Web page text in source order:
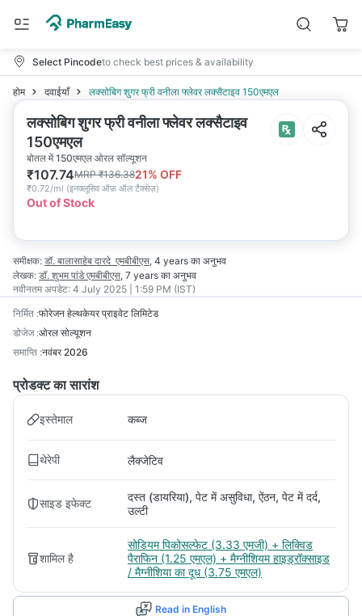
Select Pincodeto check best prices & availability
होम दवाईयाँ लक्सोबिग शुगर फ्री वनीला फ्लेवर लक्सैटाइव 150एमएल
लक्सोबिग शुगर फ्री वनीला फ्लेवर लक्सैटाइव
150एमएल
बोतल में 150एमएल ओरल सॉल्यूशन
₹107.74MRP₹136.3821% OFF
₹0.72/ml (इनक्लूसिव ऑफ़ ऑल टैक्सेज़)
Out of Stock
समीक्षक: डॉ. बालासाहेब दारदे एमबीबीएस, 4 years का अनुभव
लेखक: डॉ. शुभम पांडे एमबीबीएस, 7 years का अनुभव
नवीनतम अपडेट: 4 July 2025 | 1:59 PM (IST)
निर्मित :फोरेजन हेल्थकेयर प्राइवेट लिमिटेड
डोजेज :ओरल सोल्यूशन
समाप्ति :नवंबर 2026
प्रोडक्ट का सारांश
इस्तेमाल कब्ज
थेरेपी लैक्जेटिव
साइड इफेक्ट
दस्त (डायरिया), पेट में असुविधा, ऐंठन, पेट में दर्द,
उल्टी
शामिल है
सोडियम पिकोसल्फेट (3.33 एमजी) + लिक्विड
पैराफिन (1.25 एमएल) + मैग्नीशियम हाइड्रॉक्साइड
/ मैग्नीशिया का दूध (3.75 एमएल)
Read in English